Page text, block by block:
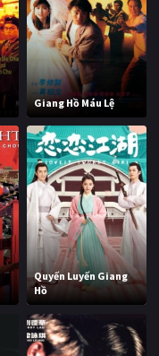
Giang Hồ Máu Lệ
Quyến Luyến Giang
Hồ